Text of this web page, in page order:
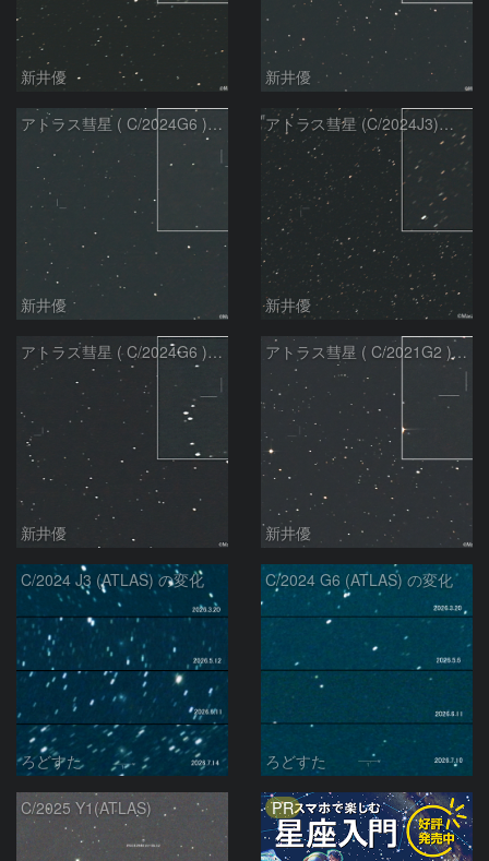
新井優 新井優
アトラス彗星 ( C/2024G6 )：2026/07/09
新井優
アトラス彗星 (C/2024J3)：2026/07/09
新井優
アトラス彗星 ( C/2024G6 )：2026/07/08
新井優
アトラス彗星 ( C/2021G2 )：2026/07/08
新井優
C/2024 J3 (ATLAS) の変化
ろどすた
C/2024 G6 (ATLAS) の変化
ろどすた
C/2025 Y1(ATLAS) PR